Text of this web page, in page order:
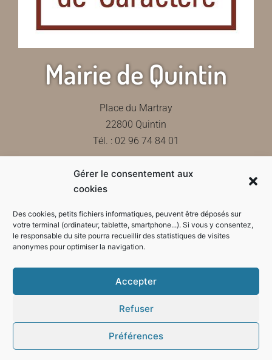
Gérer le consentement aux
cookies
Des cookies, petits fichiers informatiques, peuvent être déposés sur
votre terminal (ordinateur, tablette, smartphone...). Si vous y consentez,
le responsable du site pourra recueillir des statistiques de visites
anonymes pour optimiser la navigation.
Accepter
Refuser
Préférences
Mairie de Quintin
Place du Martray
22800 Quintin
Tél. : 02 96 74 84 01
Contactez-nous
Horaires d'ouverture de la mairie
Mode sombre :